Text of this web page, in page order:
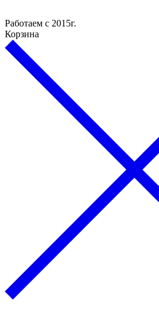
Работаем с 2015г.
Корзина